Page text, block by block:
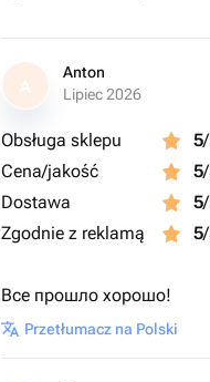
A
Anton
Lipiec 2026
Obsługa sklepu 5
Cena/jakość
5
Dostawa
5
Zgodnie z reklamą
5
Все прошло хорошо!
Przetłumacz na Polski